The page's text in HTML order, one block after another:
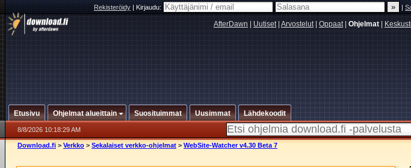
Rekisteröidy|Kirjaudu: |
AfterDawn Uutiset| Arvostelut| Oppaat| Ohjelmat
Etusivu Ohjelmat alueittain Suosituimmat Uusimmat Lähdekoodit
8/8/2026 10:18:29 AM
Download.fi > Verkko > Sekalaiset verkko-ohjelmat > WebSite-Watcher v4.30 Beta 7